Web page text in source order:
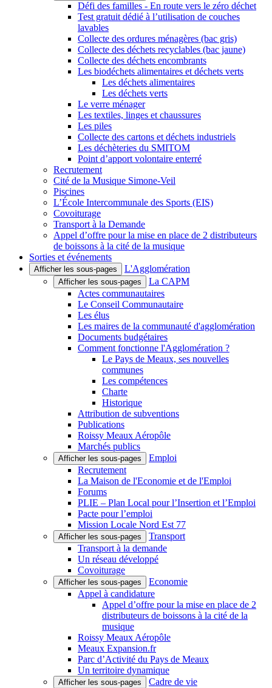
Défi des familles - En route vers le zéro déchet
Test gratuit dédié à l’utilisation de couches
lavables
Collecte des ordures ménagères (bac gris)
Collecte des déchets recyclables (bac jaune)
Collecte des déchets encombrants
Les biodéchets alimentaires et déchets verts
Les déchets alimentaires
Les déchets verts
Le verre ménager
Les textiles, linges et chaussures
Les piles
Collecte des cartons et déchets industriels
Les déchèteries du SMITOM
Point d’apport volontaire enterré
Recrutement
Cité de la Musique Simone-Veil
Piscines
L’École Intercommunale des Sports (EIS)
Covoiturage
Transport à la Demande
Appel d’offre pour la mise en place de 2 distributeurs
de boissons à la cité de la musique
Sorties et événements
Afficher les sous-pages L'Agglomération
Afficher les sous-pages
La CAPM
Actes communautaires
Le Conseil Communautaire
Les élus
Les maires de la communauté d'agglomération
Documents budgétaires
Comment fonctionne l'Agglomération ?
Le Pays de Meaux, ses nouvelles
communes
Les compétences
Charte
Historique
Attribution de subventions
Publications
Roissy Meaux Aéropôle
Marchés publics
Afficher les sous-pages
Emploi
Recrutement
La Maison de l'Economie et de l'Emploi
Forums
PLIE – Plan Local pour l’Insertion et l’Emploi
Pacte pour l’emploi
Mission Locale Nord Est 77
Afficher les sous-pages
Transport
Transport à la demande
Un réseau développé
Covoiturage
Afficher les sous-pages
Economie
Appel à candidature
Appel d’offre pour la mise en place de 2
distributeurs de boissons à la cité de la
musique
Roissy Meaux Aéropôle
Meaux Expansion.fr
Parc d’Activité du Pays de Meaux
Un territoire dynamique
Afficher les sous-pages
Cadre de vie